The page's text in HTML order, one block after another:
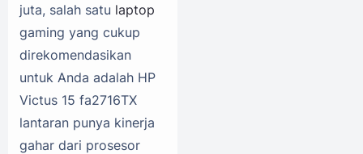
juta, salah satu laptop
gaming yang cukup
direkomendasikan
untuk Anda adalah HP
Victus 15 fa2716TX
lantaran punya kinerja
gahar dari prosesor